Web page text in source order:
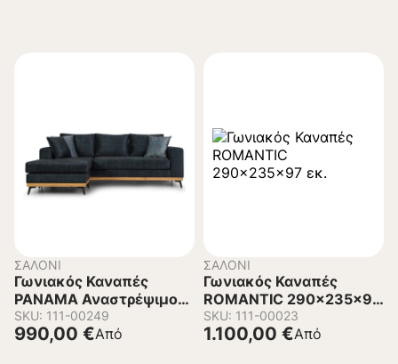
ΣΑΛΌΝΙ
Γωνιακός Καναπές
PANAMA Αναστρέψιμος
242x170x100 εκ.
SKU: 111-00249
Από
990,00 €
ΣΑΛΌΝΙ
Γωνιακός Καναπές
ROMANTIC 290x235x97
εκ.
SKU: 111-00023
Από
1.100,00 €